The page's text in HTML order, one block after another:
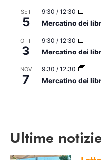
SET
5
9:30 / 12:30
Mercatino dei
OTT
3
9:30 / 12:30
Mercatino dei
NOV
7
9:30 / 12:30
Mercatino dei
Ultime notizie